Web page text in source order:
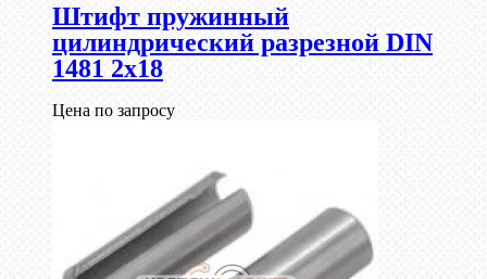
Штифт пружинный
цилиндрический разрезной DIN
1481 2х18
Цена по запросу